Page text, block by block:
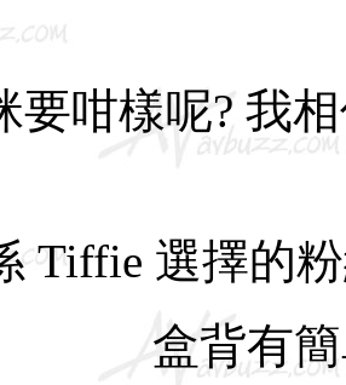
要咁樣呢? 我
Tiffie 選擇的
盒背有